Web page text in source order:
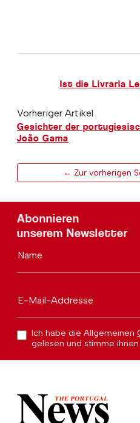
Ist die Livraria
Vorheriger Artikel
Gesichter der
João Gama
← Zur vorherigen
Abonnieren
unserem Newsletter
Name
E-Mail-Addresse
Ich habe die Allgemeinen
gelesen und stimme ihnen